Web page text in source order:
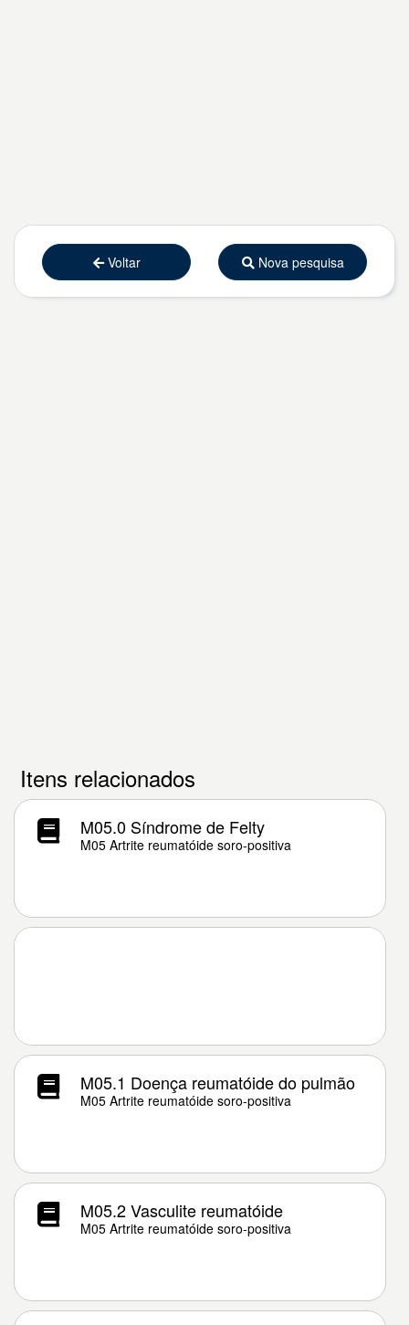
Voltar Nova pesquisa
Itens relacionados
M05.0 Síndrome de Felty
M05 Artrite reumatóide soro-positiva
M05.1 Doença reumatóide do pulmão
M05 Artrite reumatóide soro-positiva
M05.2 Vasculite reumatóide
M05 Artrite reumatóide soro-positiva